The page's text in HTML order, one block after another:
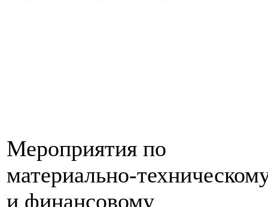
Мероприятия по
материально-
и финансовому